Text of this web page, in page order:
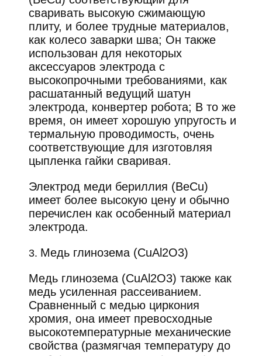
сваривать высокую сжимающую
плиту, и более трудные материалов,
как колесо заварки шва; Он также
использован для некоторых
аксессуаров электрода с
высокопрочными требованиями, как
расшатанный ведущий шатун
электрода, конвертер робота; В то же
время, он имеет хорошую упругость и
термальную проводимость, очень
соответствующие для изготовляя
цыпленка гайки сваривая.
Электрод меди бериллия (BeCu)
имеет более высокую цену и обычно
перечислен как особенный материал
электрода.
3. Медь глинозема (CuAl2O3)
Медь глинозема (CuAl2O3) также как
медь усиленная рассеиванием.
Сравненный с медью циркония
хромия, она имеет превосходные
высокотемпературные механические
свойства (размягчая температуру до